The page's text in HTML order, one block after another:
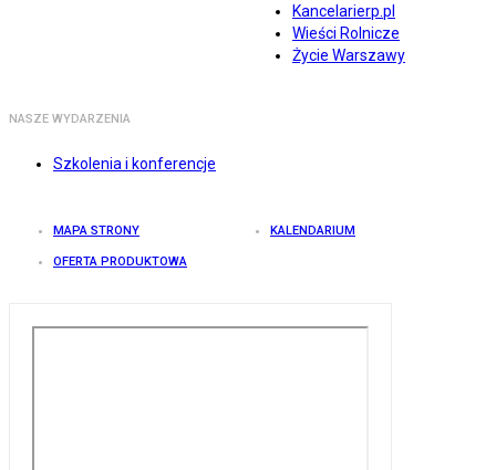
Kancelarierp.pl
Wieści Rolnicze
Życie Warszawy
NASZE WYDARZENIA
Szkolenia i konferencje
MAPA STRONY KALENDARIUM
OFERTA PRODUKTOWA